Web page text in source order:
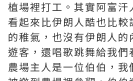
植場裡打工。其實阿富汗
看起來比伊朗人酷也比較
的稚氣，也沒有伊朗人的
遊客，還唱歌跳舞給我們
農場主人是一位伯伯，我